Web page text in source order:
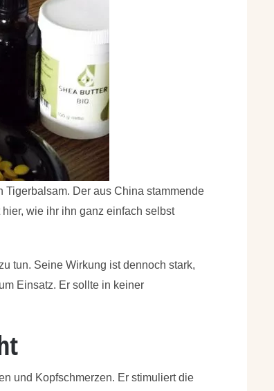
Der aus China stammende
wie ihr ihn ganz einfach selbst
tun. Seine Wirkung ist dennoch stark,
Einsatz. Er sollte in keiner
und Kopfschmerzen. Er stimuliert die